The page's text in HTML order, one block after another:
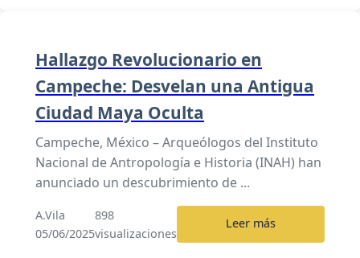
Hallazgo Revolucionario en
Campeche: Desvelan una Antigua
Ciudad Maya Oculta
Campeche, México – Arqueólogos del Instituto
Nacional de Antropología e Historia (INAH) han
anunciado un descubrimiento de ...
A.Vila
05/06/2025
898
visualizaciones
Leer más